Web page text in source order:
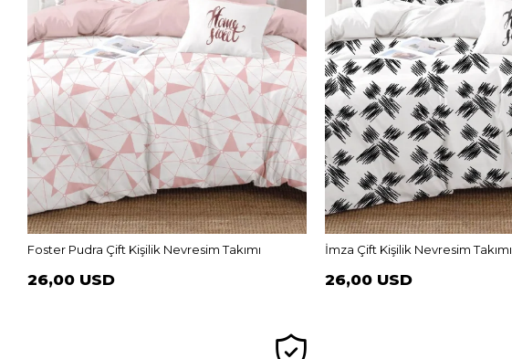
Foster Pudra Çift Kişilik Nevresim Takımı
26,00 USD
İmza Çift Kişilik Nevresim Takımı
26,00 USD